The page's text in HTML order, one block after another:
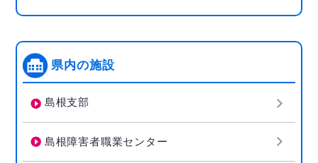
県内の施設
島根支部
島根障害者職業センター